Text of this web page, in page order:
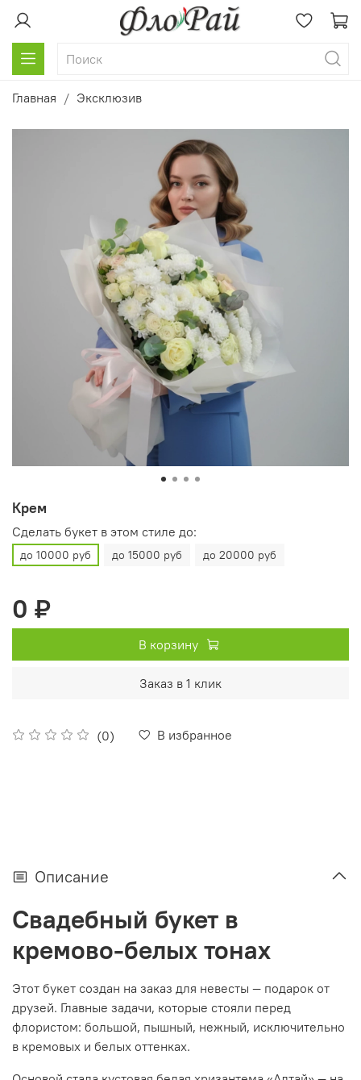
Главная Эксклюзив
Крем
(0) В избранное
Сделать букет в этом стиле до:
до 10000 руб до 15000 руб до 20000 руб
0 ₽
В корзину
Заказ в 1 клик
Описание
Свадебный букет в
кремово-белых тонах
Этот букет создан на заказ для невесты — подарок от
друзей. Главные задачи, которые стояли перед
флористом: большой, пышный, нежный, исключительно
в кремовых и белых оттенках.